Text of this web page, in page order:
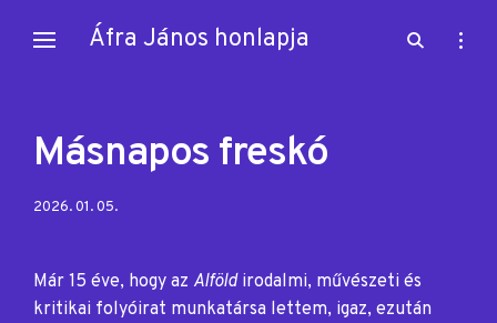
Áfra János honlapja
open
open
Másnapos freskó
Posted
2026. 01. 05.
Már 15 éve, hogy az Alföldirodalmi, művészeti és
kritikai folyóirat munkatársa lettem, igaz, ezután